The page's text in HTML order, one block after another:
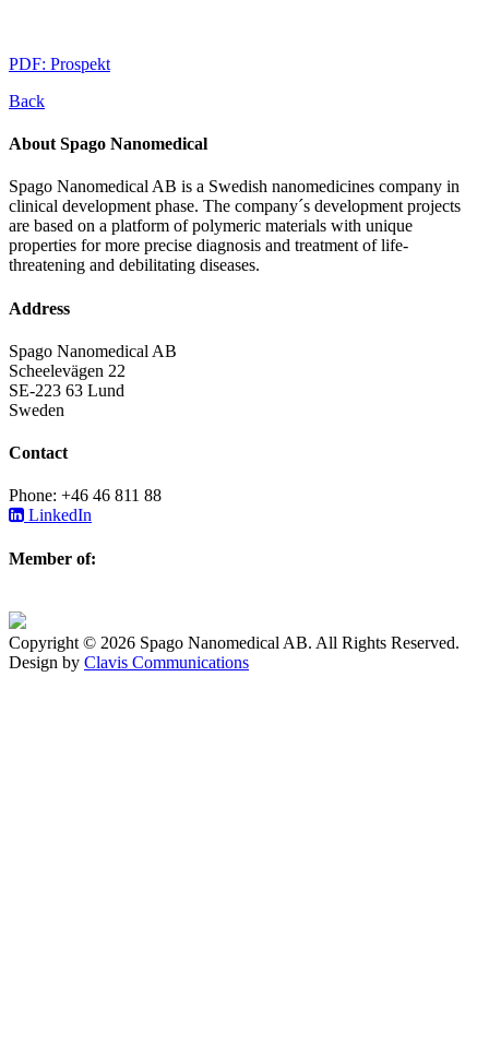
PDF: Prospekt
Back
About Spago Nanomedical
Spago Nanomedical AB is a Swedish nanomedicines company in
clinical development phase. The company´s development projects
are based on a platform of polymeric materials with unique
properties for more precise diagnosis and treatment of life-
threatening and debilitating diseases.
Address
Spago Nanomedical AB
Scheelevägen 22
SE-223 63 Lund
Sweden
Contact
Phone: +46 46 811 88
LinkedIn
Member of:
Copyright © 2026 Spago Nanomedical AB. All Rights Reserved.
Design by Clavis Communications